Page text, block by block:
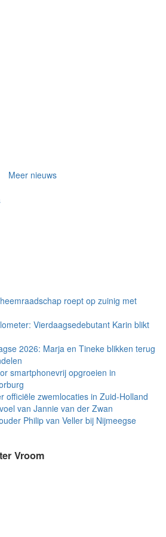
Meer nieuws
roept op zuinig met
Vierdaagsedebutant Karin blikt
2026: Marja en Tineke blikken terug
smartphonevrij opgroeien in
officiële zwemlocaties in Zuid-Holland
van Jannie van der Zwan
Philip van Veller bij Nijmeegse
Vroom